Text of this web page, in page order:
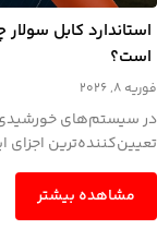
استاندارد کابل
است؟
فوریه 8, 2026
در سیستم‌های
تعیین‌کننده‌ترین اجزای
مشاهده بیشتر